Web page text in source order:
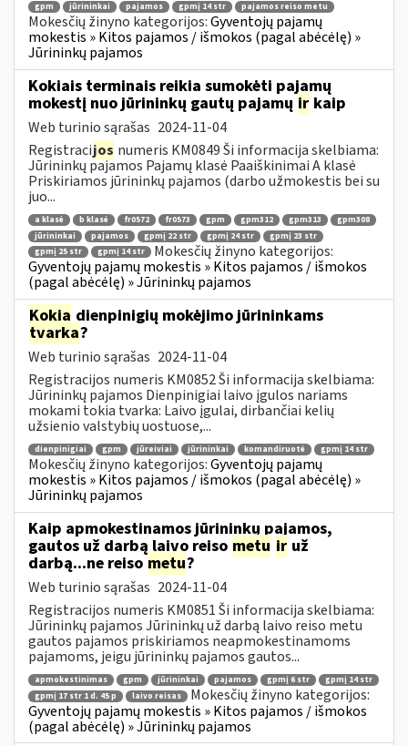
gpm jūrininkai pajamos gpmį 14 str pajamos reiso metu
Mokesčių žinyno kategorijos:Gyventojų pajamų
mokestis » Kitos pajamos / išmokos (pagal abėcėlę) »
Jūrininkų pajamos
Kokiais terminais reikia sumokėti pajamų
mokestį nuo jūrininkų gautų pajamų ir kaip
Web turinio sąrašas 2024-11-04
Registracijos numeris KM0849 Ši informacija skelbiama:
Jūrininkų pajamos Pajamų klasė Paaiškinimai A klasė
Priskiriamos jūrininkų pajamos (darbo užmokestis bei su
juo...
a klasė b klasė fr0572 fr0573 gpm gpm312 gpm313
gpm308
jūrininkai
pajamos gpmį 22 str gpmį 24 str
gpmį 23 str
gpmį 25 str
gpmį 14 str
Mokesčių žinyno kategorijos:
Gyventojų pajamų mokestis » Kitos pajamos / išmokos
(pagal abėcėlę) » Jūrininkų pajamos
Kokia dienpinigių mokėjimo jūrininkams
tvarka?
Web turinio sąrašas 2024-11-04
Registracijos numeris KM0852 Ši informacija skelbiama:
Jūrininkų pajamos Dienpinigiai laivo įgulos nariams
mokami tokia tvarka: Laivo įgulai, dirbančiai kelių
užsienio valstybių uostuose,...
dienpinigiai gpm jūreiviai jūrininkai komandiruotė gpmį 14 str
Mokesčių žinyno kategorijos:Gyventojų pajamų
mokestis » Kitos pajamos / išmokos (pagal abėcėlę) »
Jūrininkų pajamos
Kaip apmokestinamos jūrininkų pajamos,
gautos už darbą laivo reiso metu ir už
darbą...ne reiso metu?
Web turinio sąrašas 2024-11-04
Registracijos numeris KM0851 Ši informacija skelbiama:
Jūrininkų pajamos Jūrininkų už darbą laivo reiso metu
gautos pajamos priskiriamos neapmokestinamoms
pajamoms, jeigu jūrininkų pajamos gautos...
apmokestinimas gpm jūrininkai pajamos gpmį 6 str
gpmį 14 str
gpmį 17 str 1 d. 45 p
laivo reisas
Mokesčių žinyno kategorijos:
Gyventojų pajamų mokestis » Kitos pajamos / išmokos
(pagal abėcėlę) » Jūrininkų pajamos